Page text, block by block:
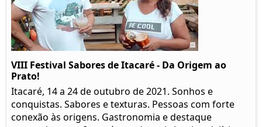
VIII Festival Sabores de Itacaré - Da Origem ao
Prato!
Itacaré, 14 a 24 de outubro de 2021. Sonhos e
conquistas. Sabores e texturas. Pessoas com forte
conexão às origens. Gastronomia e destaque